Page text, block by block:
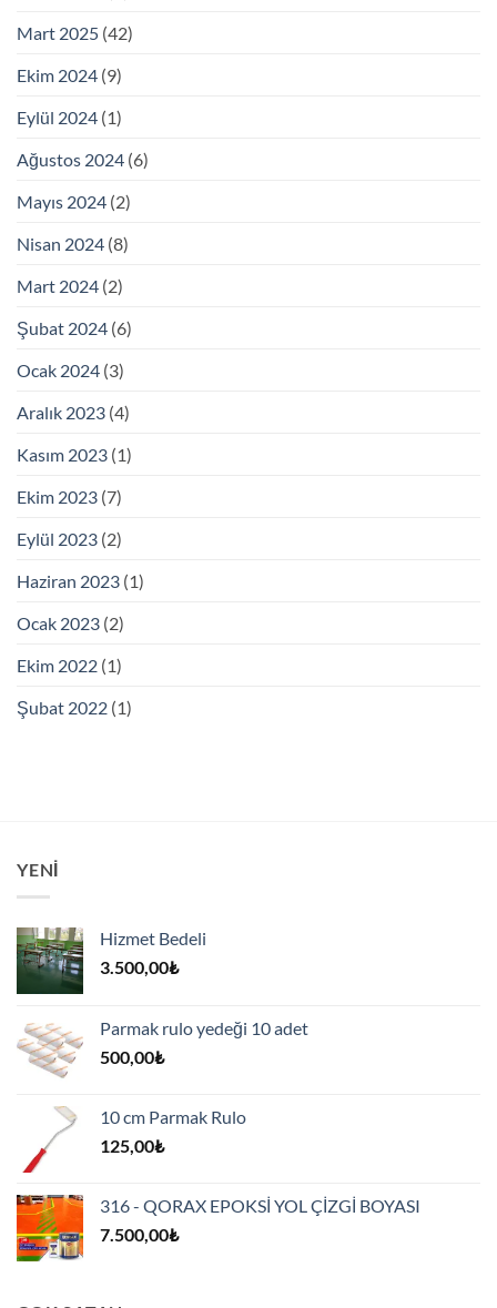
Mart 2025 (42)
Ekim 2024 (9)
Eylül 2024 (1)
Ağustos 2024 (6)
Mayıs 2024 (2)
Nisan 2024 (8)
Mart 2024 (2)
Şubat 2024 (6)
Ocak 2024 (3)
Aralık 2023 (4)
Kasım 2023 (1)
Ekim 2023 (7)
Eylül 2023 (2)
Haziran 2023 (1)
Ocak 2023 (2)
Ekim 2022 (1)
Şubat 2022 (1)
YENI
Hizmet Bedeli
3.500,00₺
Parmak rulo yedeği 10 adet
500,00₺
10 cm Parmak Rulo
125,00₺
316 - QORAX EPOKSİ YOL ÇİZGİ BOYASI
7.500,00₺